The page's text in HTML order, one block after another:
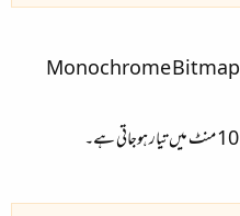
"300 dpi" پیجز کوفوٹوشاپ پر صاف کر کے " ‏Monochrome Bitmap